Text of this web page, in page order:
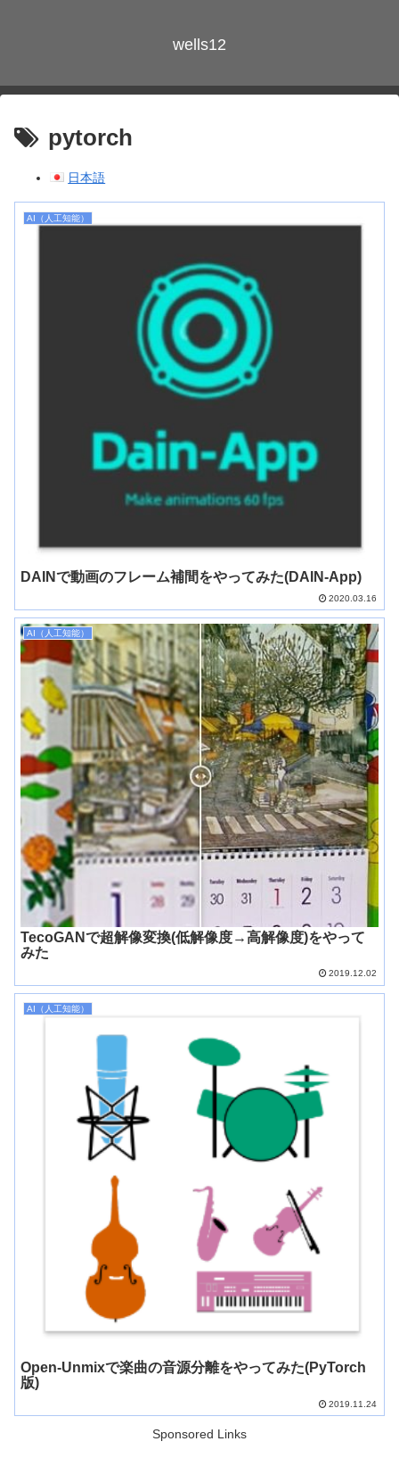
wells12
pytorch
日本語
AI（人工知能）
DAINで動画のフレーム補間をやってみた(DAIN-App)
2020.03.16
AI（人工知能）
TecoGANで超解像変換(低解像度→高解像度)をやって
みた
2019.12.02
AI（人工知能）
Open-Unmixで楽曲の音源分離をやってみた(PyTorch
版)
2019.11.24
Sponsored Links